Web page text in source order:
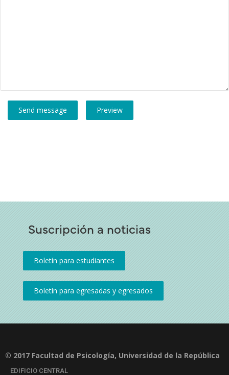
Suscripción a noticias
© 2017 Facultad de Psicología, Universidad de la República
EDIFICIO CENTRAL